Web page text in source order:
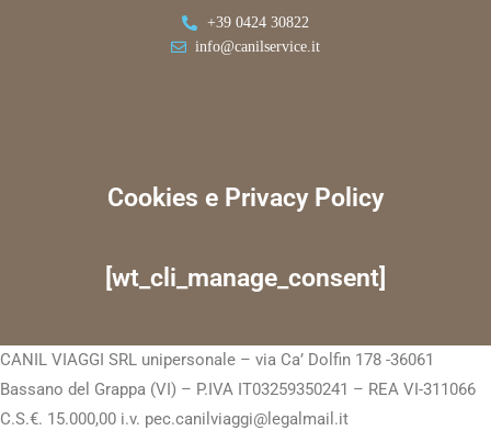
+39 0424 30822
info@canilservice.it
Cookies e Privacy Policy
[wt_cli_manage_consent]
CANIL VIAGGI SRL unipersonale – via Ca’ Dolfin 178 -36061
Bassano del Grappa (VI) – P.IVA IT03259350241 – REA VI-311066
C.S.€. 15.000,00 i.v. pec.canilviaggi@legalmail.it